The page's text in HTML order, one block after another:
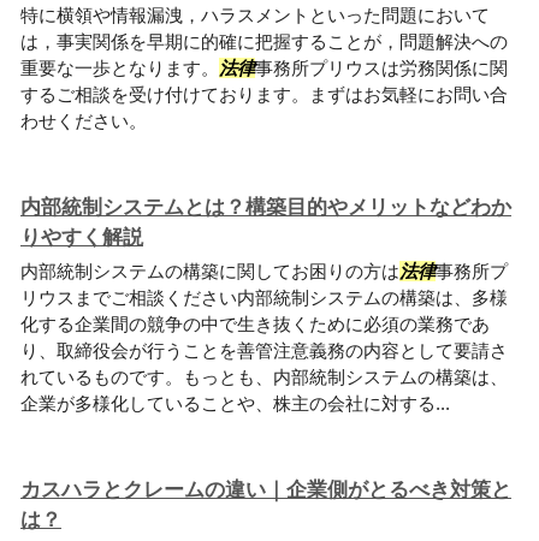
特に横領や情報漏洩，ハラスメントといった問題において
は，事実関係を早期に的確に把握することが，問題解決への
重要な一歩となります。 法律事務所プリウスは労務関係に関
するご相談を受け付けております。まずはお気軽にお問い合
わせください。
内部統制システムとは？構築目的やメリットなどわか
りやすく解説
内部統制システムの構築に関してお困りの方は法律事務所プ
リウスまでご相談ください内部統制システムの構築は、多様
化する企業間の競争の中で生き抜くために必須の業務であ
り、取締役会が行うことを善管注意義務の内容として要請さ
れているものです。もっとも、内部統制システムの構築は、
企業が多様化していることや、株主の会社に対する...
カスハラとクレームの違い｜企業側がとるべき対策と
は？